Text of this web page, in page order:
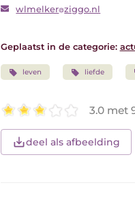
wlmelker ziggo.nl
Geplaatst in de categorie:
leven liefde
3.0 met
deel als afbeelding